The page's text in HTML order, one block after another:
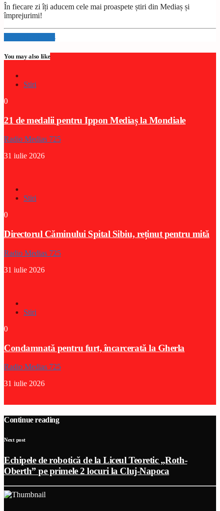
În fiecare zi îți aducem cele mai proaspete știri din Mediaș și
împrejurimi!
Info and episodes
You may also like
Stiri
0
21 de medalii pentru Ippon Mediaș la Mondiale
Radio Medias 725
31 iulie 2026
Stiri
0
Directorul Căminului Spital Sibiu, reținut pentru mită
Radio Medias 725
31 iulie 2026
Stiri
0
Condamnată pentru furt, încarcerată la Gherla
Radio Medias 725
31 iulie 2026
Continue reading
Next post
Echipele de robotică de la Liceul Teoretic „Roth-
Oberth” pe primele 2 locuri la Cluj-Napoca